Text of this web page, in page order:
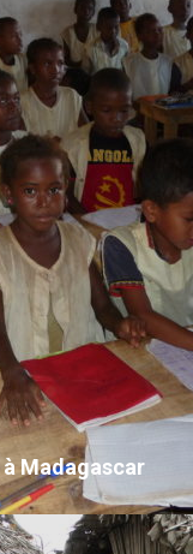
à
LE DÉTAIL
Madagascar